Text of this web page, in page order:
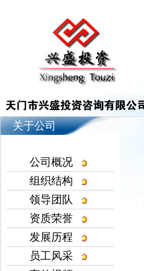
关于公司
公司概况
组织结构
领导团队
资质荣誉
发展历程
员工风采